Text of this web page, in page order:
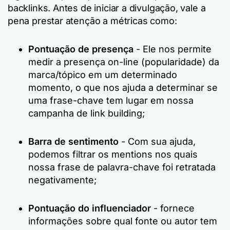
backlinks. Antes de iniciar a divulgação, vale a
pena prestar atenção a métricas como:
Pontuação de presença - Ele nos permite
medir a presença on-line (popularidade) da
marca/tópico em um determinado
momento, o que nos ajuda a determinar se
uma frase-chave tem lugar em nossa
campanha de link building;
Barra de sentimento - Com sua ajuda,
podemos filtrar os mentions nos quais
nossa frase de palavra-chave foi retratada
negativamente;
Pontuação do influenciador - fornece
informações sobre qual fonte ou autor tem